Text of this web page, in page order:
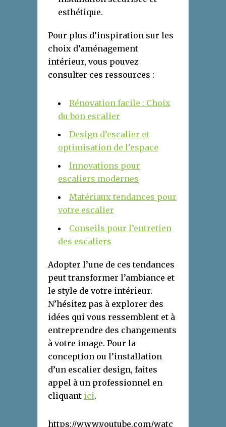
esthétique.
Pour plus d’inspiration sur les
choix d’aménagement
intérieur, vous pouvez
consulter ces ressources :
Rénovation facile : Choix
du bon escalier
Design d’escalier et
optimisation de l’espace
Innovations pour
escaliers modernes
Matériaux tendances pour
votre escalier
Conseils pour l’entretien
des escaliers
Adopter l’une de ces tendances
peut transformer l’ambiance et
le style de votre intérieur.
N’hésitez pas à explorer des
idées qui vous ressemblent et à
entreprendre des changements
à votre image. Pour la
conception ou l’installation
d’un escalier design, faites
appel à un professionnel en
cliquant ici.
https://www.youtube.com/watc